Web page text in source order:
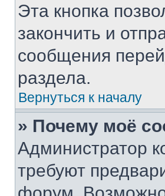
Эта кнопка
закончить и
сообщения
раздела.
Вернуться к началу
» Почему моё
Администратор
требуют